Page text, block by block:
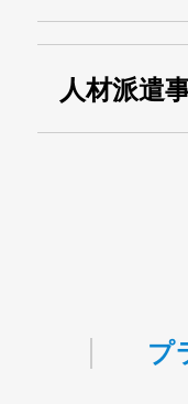
関自貨：
人材派遣
プ